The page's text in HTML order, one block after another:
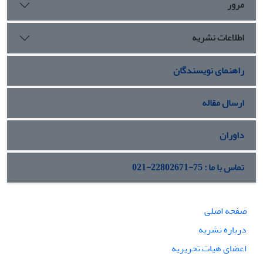
مرور
اطلاعات نشریه
راهنمای نویسندگان
ارسال مقاله
داوران
تماس با ما : 75-22802671-021
صفحه اصلی
درباره نشریه
اعضای هیات تحریریه